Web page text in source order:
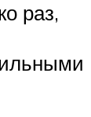
раз,